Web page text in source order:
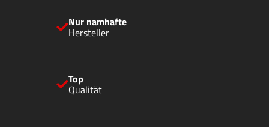
Nur namhafte
Hersteller
Top
Qualität